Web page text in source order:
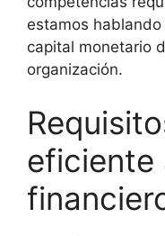
estamos
capital monetario
organización.
eficiente